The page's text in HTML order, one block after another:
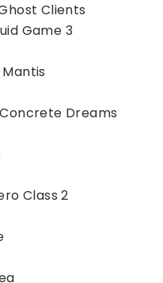
Clients
Game 3
Dreams
Class 2